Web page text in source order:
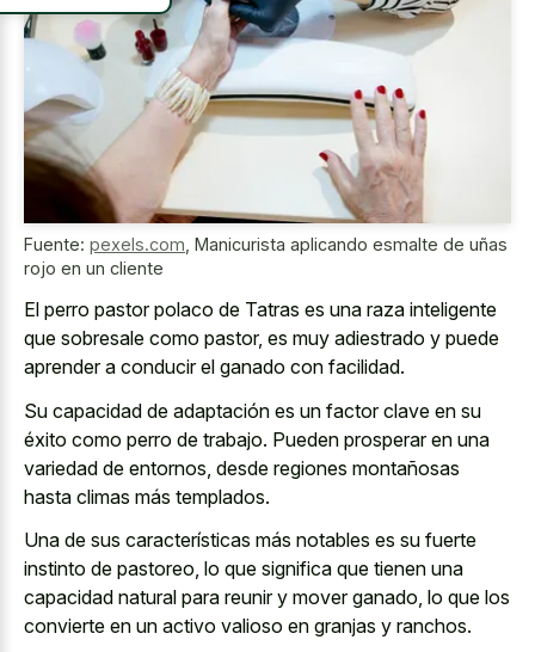
Fuente: pexels.com Manicurista aplicando esmalte de uñas
rojo en un cliente
El perro pastor polaco de Tatras es una raza inteligente
que sobresale como pastor, es muy adiestrado y puede
aprender a conducir el ganado con facilidad.
Su capacidad de adaptación es un factor clave en su
éxito como perro de trabajo. Pueden prosperar en una
variedad de entornos, desde regiones montañosas
hasta climas más templados.
Una de sus características más notables es su fuerte
instinto de pastoreo, lo que significa que tienen una
capacidad natural para reunir y mover ganado, lo que los
convierte en un activo valioso en granjas y ranchos.